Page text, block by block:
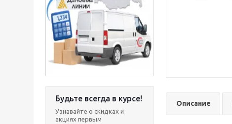
Будьте всегда в курсе!
Узнавайте о скидках и
акциях первым
Описание